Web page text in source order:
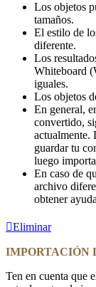
Los objetos
tamaños.
El estilo de
diferente.
Los
Whiteboard
iguales.
Los objetos
En general,
convertido,
actualmente.
guardar tu
luego
En caso de
archivo
obtener
Eliminar
IMPORTACIÓN
Ten en cuenta que